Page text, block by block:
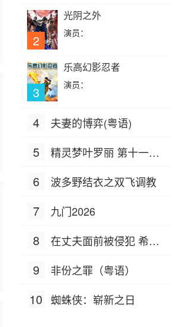
2
光阴之外
演员：
3
乐高幻影忍者
演员：
4 夫妻的博弈(粤语)
5
精灵梦叶罗丽 第十一季
6 波多野结衣之双飞调教
7 九门2026
8
在丈夫面前被侵犯 希岛
9 非份之罪（粤语）
10 蜘蛛侠：崭新之日